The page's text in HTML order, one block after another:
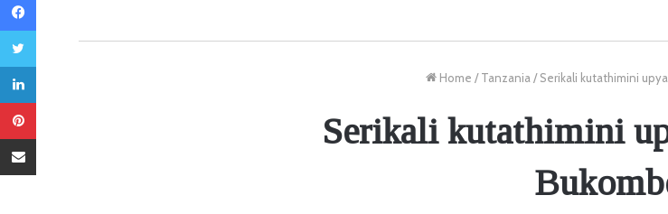
Home / Tanzania / Serikali kutathimini
Serikali kutathimini